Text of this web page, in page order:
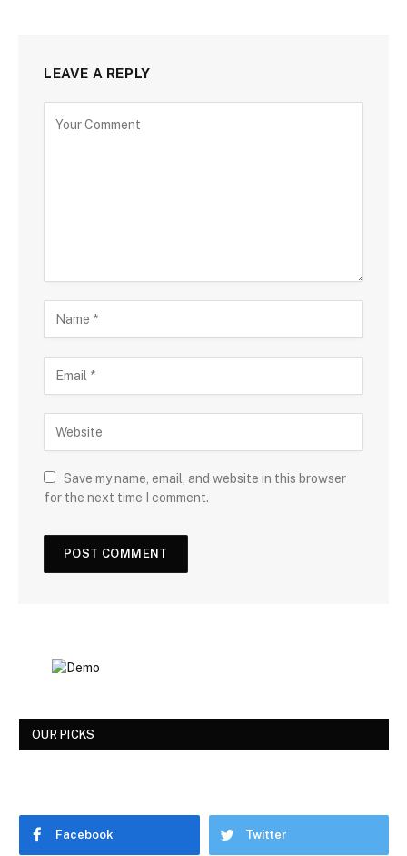
LEAVE A REPLY
Save my name, email, and website in this browser
for the next time I comment.
OUR PICKS
Facebook Twitter